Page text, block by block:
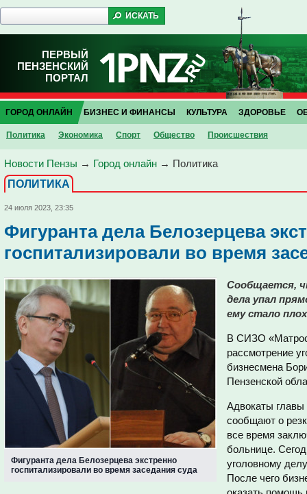
ПЕРВЫЙ
ПЕНЗЕНСКИЙ
ПОРТАЛ
ГОРОД ОНЛАЙН
Политика Экономика Спорт Общество Проиcшествия
БИЗНЕС И ФИНАНСЫ КУЛЬТУРА ЗДОРОВЬЕ
Новости Пензы → Город онлайн → Политика
ПОЛИТИКА
24 июля 2023, 23:35
Фигуранта дела Белозерцева
госпитализировали во время
Фигуранта дела Белозерцева экстренно
госпитализировали во время заседания суда
Сообщается,
дела упал
ему стало
В СИЗО
рассмотрение
бизнесмена
Пензенской
Адвокаты главы
сообщают о
все время
больнице.
уголовному
После чего